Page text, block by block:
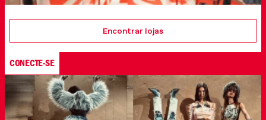
Encontrar lojas
CONECTE-SE